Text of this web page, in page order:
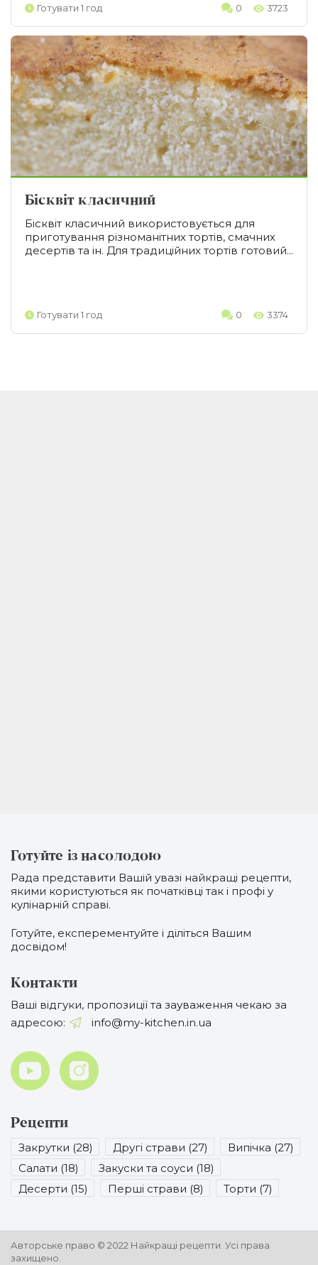
Готувати 1 год 0 3723
Бісквіт класичний
Бісквіт класичний використовується для
приготування різноманітних тортів, смачних
десертів та ін. Для традиційних тортів готовий...
Готувати 1 год 0 3374
Готуйте із насолодою
Рада представити Вашій увазі найкращі рецепти,
якими користуються як початківці так і профі у
кулінарній справі.
Готуйте, експерементуйте і діліться Вашим
досвідом!
Контакти
Ваші відгуки, пропозиції та зауваження чекаю за
адресою:
info@my-kitchen.in.ua
Рецепти
Закрутки (28)
Другі страви (27)
Випічка (27)
Салати (18)
Закуски та соуси (18)
Десерти (15)
Перші страви (8) Торти (7)
Авторське право © 2022 Найкращі рецепти. Усі права
захищено.